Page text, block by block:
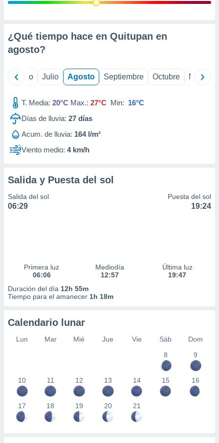
e
mediante
de
1199
¿Qué tiempo hace en Quitupan en
agosto?
Junio Julio Agosto Septiembre Octubre
T. Media: 20°C Max.: 27°C Min: 16°C
Días de lluvia: 27 días
Acum. de lluvia: 164 l/m²
Viento medio: 4 km/h
Salida y Puesta del sol
Salida del sol
06:29
Puesta del sol
19:24
Primera luz
06:06
Mediodía
12:57
Última luz
19:47
Duración del día 12h 55m
Tiempo para el amanecer 1h 18m
Calendario lunar
Lun Mar Mié Jue Vie Sáb
Dom
8
9
10 11 12 13 14 15 16
17 18 19 20 21